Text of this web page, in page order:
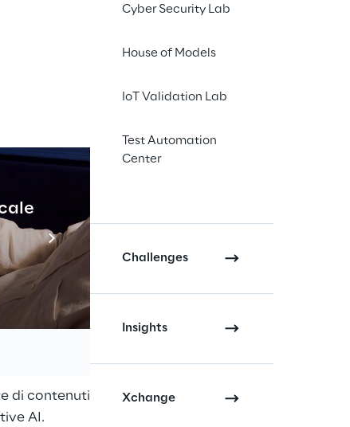
Cyber Security Lab
House of Models
IoT Validation Lab
Test Automation
Center
Challenges
Insights
Xchange
di progetti digitali
di
in molteplici
Adobe
attraversando un
in grado di
in tempo reale
ChatGPT
di contenuti
AI.